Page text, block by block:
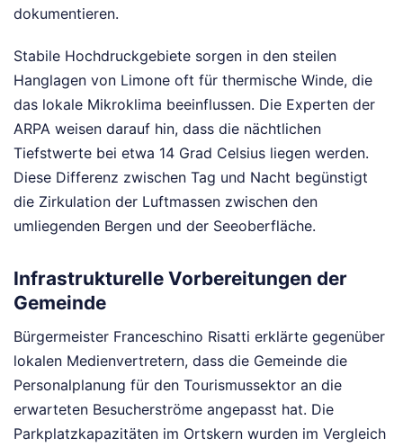
dokumentieren.
Stabile Hochdruckgebiete sorgen in den steilen
Hanglagen von Limone oft für thermische Winde, die
das lokale Mikroklima beeinflussen. Die Experten der
ARPA weisen darauf hin, dass die nächtlichen
Tiefstwerte bei etwa 14 Grad Celsius liegen werden.
Diese Differenz zwischen Tag und Nacht begünstigt
die Zirkulation der Luftmassen zwischen den
umliegenden Bergen und der Seeoberfläche.
Infrastrukturelle Vorbereitungen der
Gemeinde
Bürgermeister Franceschino Risatti erklärte gegenüber
lokalen Medienvertretern, dass die Gemeinde die
Personalplanung für den Tourismussektor an die
erwarteten Besucherströme angepasst hat. Die
Parkplatzkapazitäten im Ortskern wurden im Vergleich